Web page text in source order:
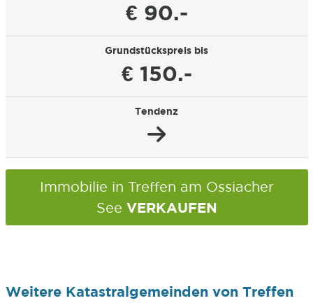
€ 90.-
Grundstückspreis bis
€ 150.-
Tendenz
Immobilie in Treffen am Ossiacher
See VERKAUFEN
Weitere Katastralgemeinden von Treffen